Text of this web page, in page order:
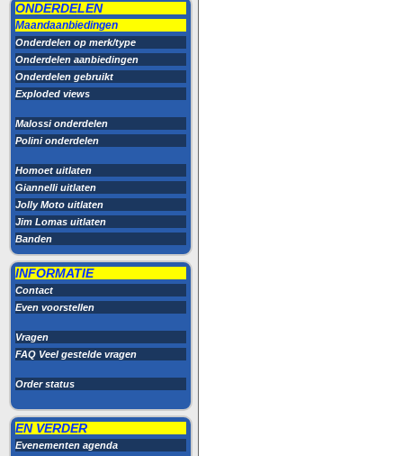
ONDERDELEN
Maandaanbiedingen
Onderdelen op merk/type
Onderdelen aanbiedingen
Onderdelen gebruikt
Exploded views
Malossi onderdelen
Polini onderdelen
Homoet uitlaten
Giannelli uitlaten
Jolly Moto uitlaten
Jim Lomas uitlaten
Banden
INFORMATIE
Contact
Even voorstellen
Vragen
FAQ Veel gestelde vragen
Order status
EN VERDER
Evenementen agenda